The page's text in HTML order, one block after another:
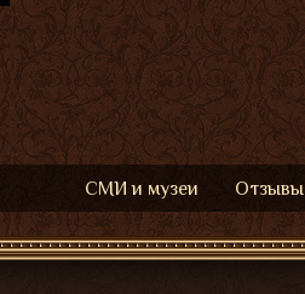
СМИ и музеи Отзывы